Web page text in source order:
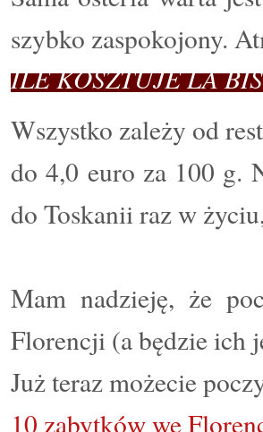
szybko zaspokojony.
ILE KOSZTUJE LA
Wszystko zależy od
do 4,0 euro za 100 g.
do Toskanii raz w
Mam nadzieję, że
Florencji (a będzie ich
Już teraz możecie
10 zabytków we